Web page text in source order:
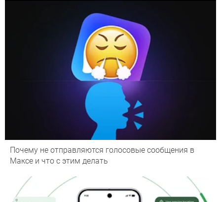
Почему не отправляются голосовые сообщения в
Максе и что с этим делать